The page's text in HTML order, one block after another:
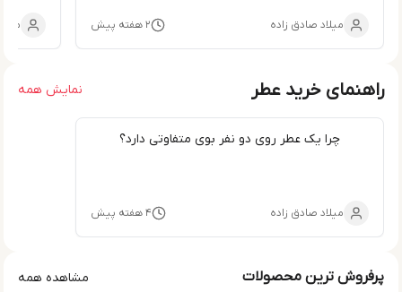
۲ هفته پیش میلاد صادق زاده
راهنمای خرید عطر نمایش همه
چرا یک عطر روی دو نفر بوی متفاوتی دارد؟
۴ هفته پیش میلاد صادق زاده
پرفروش ترین محصولات مشاهده همه